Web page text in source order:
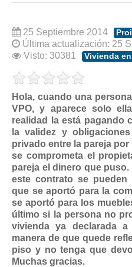
Formularios sobre
Modelos de Convocatoria
Modelos de Acta de Junta
Requerimientos y
Legislación
Legislación sobre
Legislación sobre la
Legislación sobre
Legislación de interés
Diccionario
Usuario
Entrar / Salir
25 Septiembre 2014
Última actualización: 25
Visto: 30381
Vivienda
Hola, cuando una
VPO, y aparece solo
realidad la está pagando
la validez y
privado entre la pareja
se comprometa el
pareja el dinero que
este contrato se
que se aportó para la
se aportó para los
último si la persona no
vivienda ya declarada
manera de que quede
piso y no tenga que
Muchas gracias.